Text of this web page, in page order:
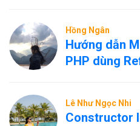
Hồng Ngân
Hướng dẫn
PHP dùng
Lê Như Ngọc Nhi
Constructor